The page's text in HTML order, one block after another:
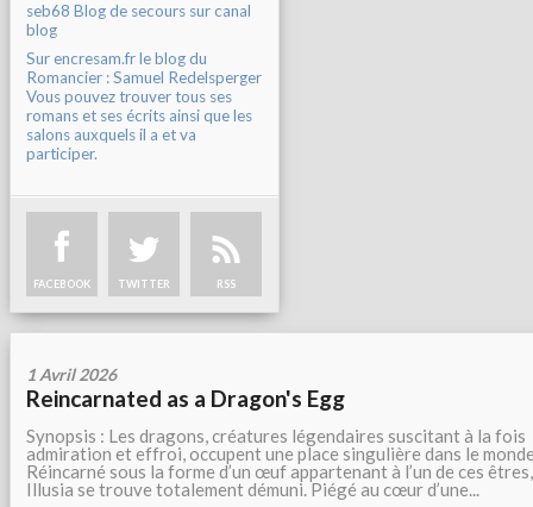
seb68 Blog de secours sur canal
blog
Sur encresam.fr le blog du
Romancier : Samuel Redelsperger
Vous pouvez trouver tous ses
romans et ses écrits ainsi que les
salons auxquels il a et va
participer.
FACEBOOK TWITTER RSS
1 Avril 2026
Reincarnated as a Dragon's Egg
Synopsis : Les dragons, créatures légendaires suscitant à la fois
admiration et effroi, occupent une place singulière dans le
Réincarné sous la forme d’un œuf appartenant à l’un de ces êtres,
Illusia se trouve totalement démuni. Piégé au cœur d’une...